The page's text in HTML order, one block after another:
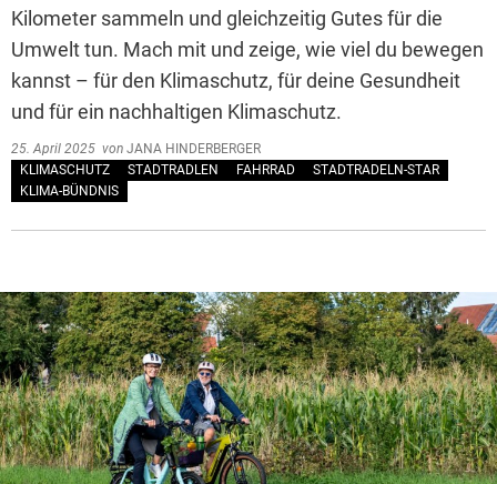
Kilometer sammeln und gleichzeitig Gutes für die
Umwelt tun. Mach mit und zeige, wie viel du bewegen
kannst – für den Klimaschutz, für deine Gesundheit
und für ein nachhaltigen Klimaschutz.
25. April 2025 von JANA HINDERBERGER
KLIMASCHUTZ
STADTRADLEN FAHRRAD
STADTRADELN-STAR
KLIMA-BÜNDNIS